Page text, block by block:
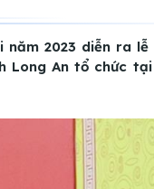
2023 diễn ra lễ
Long An tổ chức